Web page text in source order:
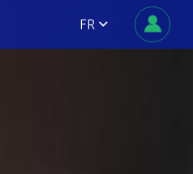
FR